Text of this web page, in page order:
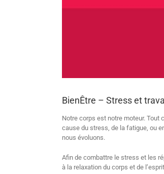
BienÊtre – Stress et
Notre corps est notre moteur. Tout
cause du stress, de la fatigue, ou
nous évoluons.
Afin de combattre le stress et les
à la relaxation du corps et de